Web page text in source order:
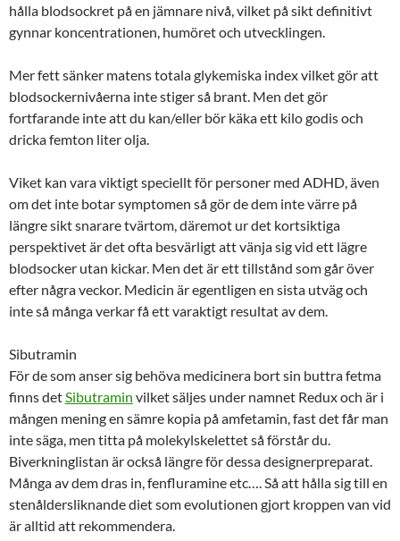
hålla blodsockret på en jämnare nivå, vilket på sikt definitivt
gynnar koncentrationen, humöret och utvecklingen.
Mer fett sänker matens totala glykemiska index vilket gör att
blodsockernivåerna inte stiger så brant. Men det gör
fortfarande inte att du kan/eller bör käka ett kilo godis och
dricka femton liter olja.
Viket kan vara viktigt speciellt för personer med ADHD, även
om det inte botar symptomen så gör de dem inte värre på
längre sikt snarare tvärtom, däremot ur det kortsiktiga
perspektivet är det ofta besvärligt att vänja sig vid ett lägre
blodsocker utan kickar. Men det är ett tillstånd som går över
efter några veckor. Medicin är egentligen en sista utväg och
inte så många verkar få ett varaktigt resultat av dem.
Sibutramin
För de som anser sig behöva medicinera bort sin buttra fetma
finns detSibutramin vilket säljes under namnet Redux och är i
mången mening en sämre kopia på amfetamin, fast det får man
inte säga, men titta på molekylskelettet så förstår du.
Biverkninglistan är också längre för dessa designerpreparat.
Många av dem dras in, fenfluramine etc…. Så att hålla sig till en
stenåldersliknande diet som evolutionen gjort kroppen van vid
är alltid att rekommendera.